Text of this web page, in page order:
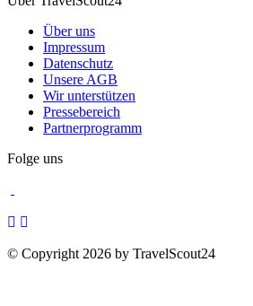
Über uns
Impressum
Datenschutz
Unsere AGB
Wir unterstützen
Pressebereich
Partnerprogramm
Folge uns
© Copyright 2026 by TravelScout24